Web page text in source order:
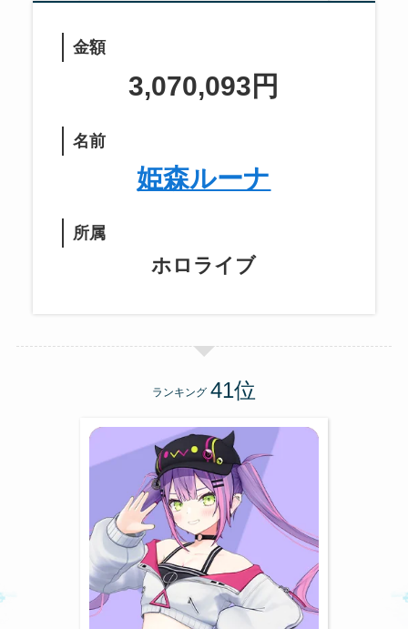
金額
3,070,093円
名前
姫森ルーナ
所属
ホロライブ
ランキング